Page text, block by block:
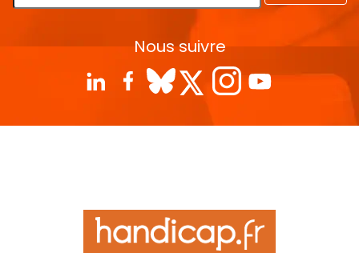
Nous suivre